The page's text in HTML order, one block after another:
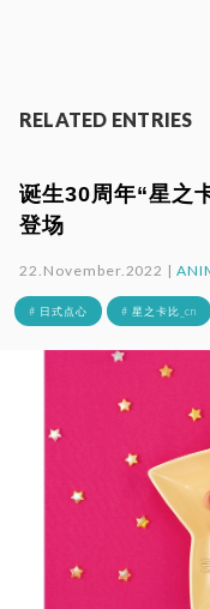
RELATED ENTRIES
诞生30周年“星之
登场
22.November.2022 |
# 日式点心 # 星之卡比_cn